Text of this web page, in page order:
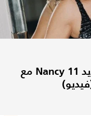
نانسي عجرم تحتفل بألبومها الجديد Nancy 11 مع